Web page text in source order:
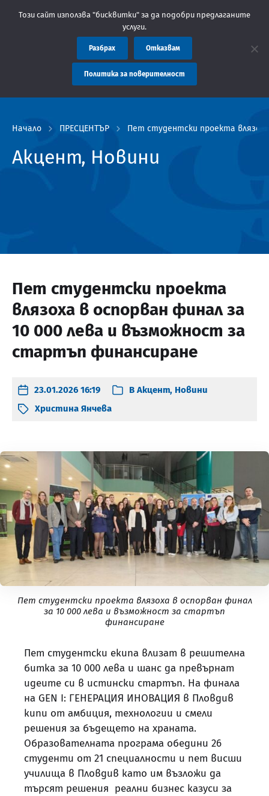
администрация Пловдив препоръчва заплащането на
Начало ПРЕСЦЕНТЪР Пет студентски проекта
Акцент, Новини
Пет студентски проекта
влязоха в оспорван финал за
10 000 лева и възможност за
стартъп финансиране
23.01.2026 16:19 В Акцент, Новини
Христина Янчева
Пет студентски проекта влязоха в оспорван финал
за 10 000 лева и възможност за стартъп
финансиране
Пет студентски екипа влизат в решителна
битка за 10 000 лева и шанс да превърнат
идеите си в истински стартъп. На финала
на GEN I: ГЕНЕРАЦИЯ ИНОВАЦИЯ в Пловдив
кипи от амбиция, технологии и смели
решения за бъдещето на храната.
Образователната програма обедини 26
студенти от 21 специалности и пет висши
училища в Пловдив като им възложи да
търсят решения реални бизнес казуси за
Този сайт използва "бисквитки" за да подобри предлаганите
услуги.
Разбрах Отказвам
Политика за поверителност